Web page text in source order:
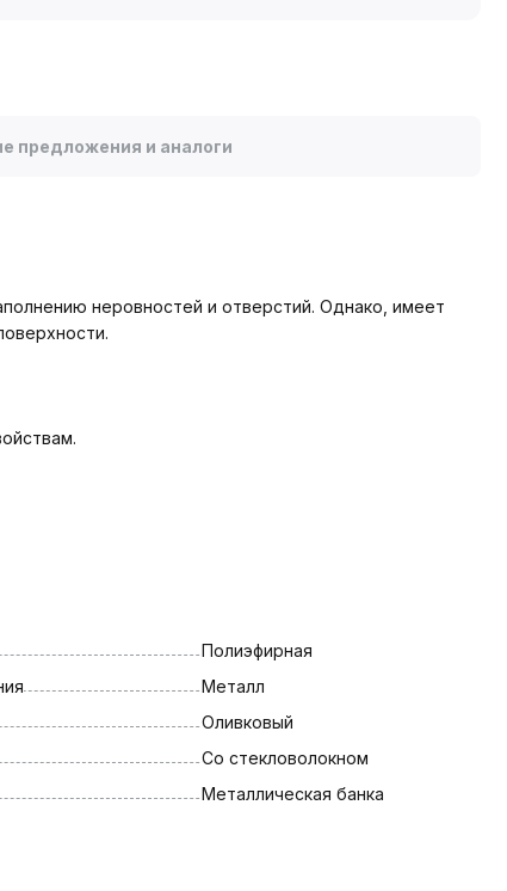
предложения и аналоги
неровностей и отверстий. Однако, имеет
Полиэфирная
Металл
Оливковый
Со стекловолокном
Металлическая банка